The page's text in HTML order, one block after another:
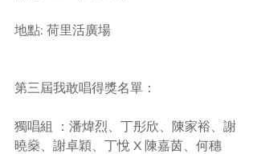
地點: 荷里活廣場
第三屆我敢唱得獎名單：
獨唱組 ：潘煒烈、丁彤欣、陳家裕、謝
曉燊、謝卓穎、丁悅 X 陳嘉茵、何穗